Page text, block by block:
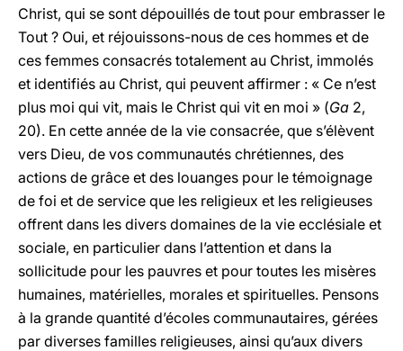
Christ, qui se sont dépouillés de tout pour embrasser le
Tout ? Oui, et réjouissons-nous de ces hommes et de
ces femmes consacrés totalement au Christ, immolés
et identifiés au Christ, qui peuvent affirmer : « Ce n’est
plus moi qui vit, mais le Christ qui vit en moi » (Ga 2,
20). En cette année de la vie consacrée, que s’élèvent
vers Dieu, de vos communautés chrétiennes, des
actions de grâce et des louanges pour le témoignage
de foi et de service que les religieux et les religieuses
offrent dans les divers domaines de la vie ecclésiale et
sociale, en particulier dans l’attention et dans la
sollicitude pour les pauvres et pour toutes les misères
humaines, matérielles, morales et spirituelles. Pensons
à la grande quantité d’écoles communautaires, gérées
par diverses familles religieuses, ainsi qu’aux divers